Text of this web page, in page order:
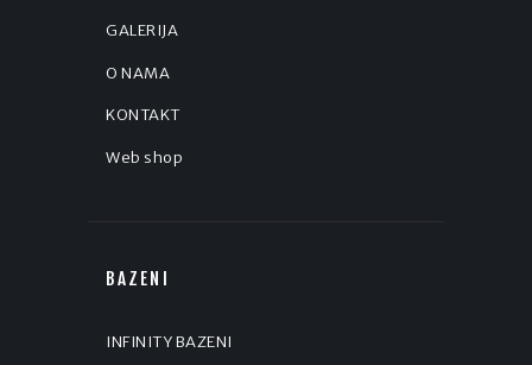
GALERIJA
O NAMA
KONTAKT
Web shop
BAZENI
INFINITY BAZENI